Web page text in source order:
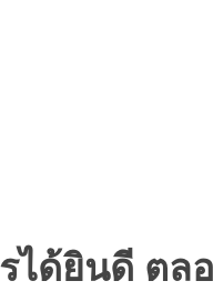
ได้ยินดี ตล